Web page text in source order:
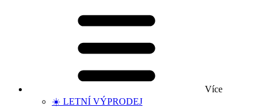
Více
☀️ LETNÍ VÝPRODEJ